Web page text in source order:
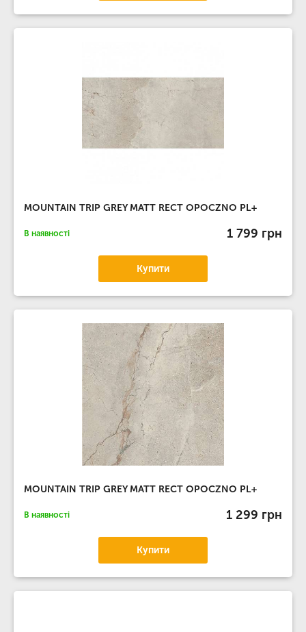
MOUNTAIN TRIP GREY MATT RECT OPOCZNO PL+
В наявності 1 799 грн
Купити
MOUNTAIN TRIP GREY MATT RECT OPOCZNO PL+
В наявності 1 299 грн
Купити